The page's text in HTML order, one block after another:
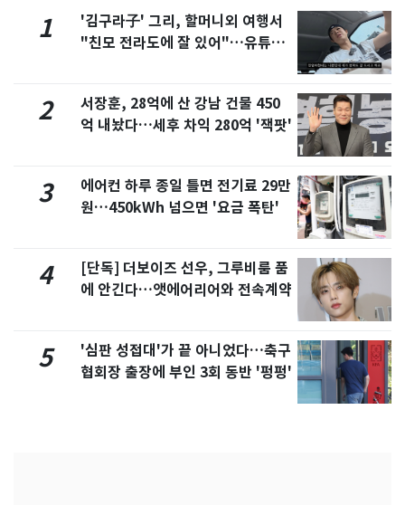
1
'김구라子' 그리, 할머니외 여행서
"친모 전라도에 잘 있어"…유튜브
2
서장훈, 28억에 산 강남 건물 450
억 내놨다…세후 차익 280억 '잭팟'
3
에어컨 하루 종일 틀면 전기료 29만
원…450kWh 넘으면 '요금 폭탄'
4
[단독] 더보이즈 선우, 그루비룸 품
에 안긴다…앳에어리어와 전속계약
5
'심판 성접대'가 끝 아니었다…축구
협회장 출장에 부인 3회 동반 '펑펑'